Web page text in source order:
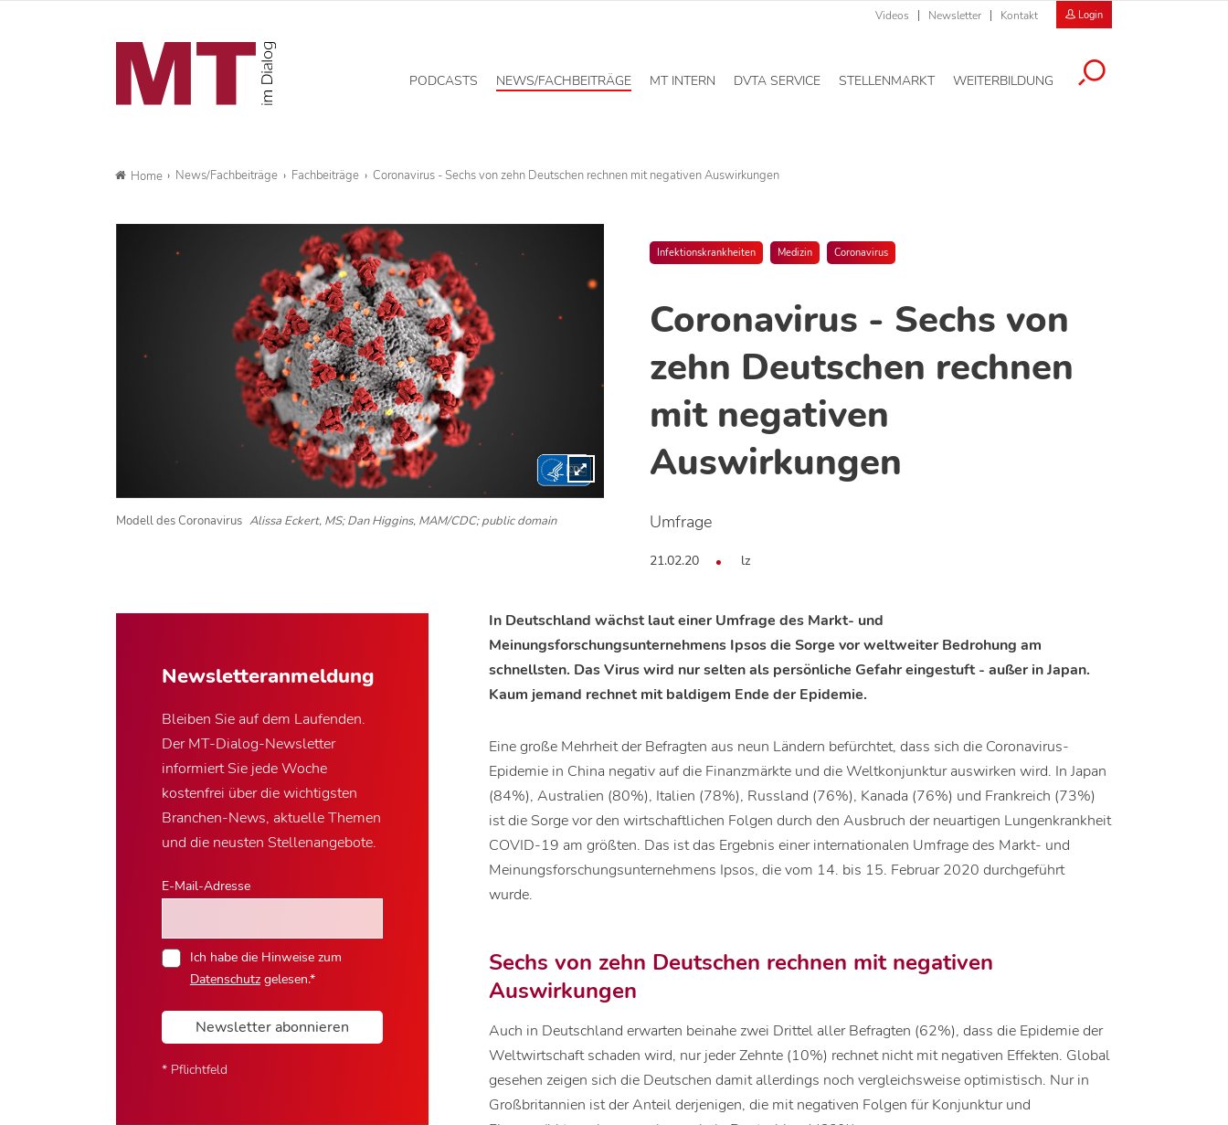
Videos Newsletter Kontakt Login
PODCASTS NEWS/FACHBEITRÄGE MT INTERN DVTA SERVICE STELLENMARKT WEITERBILDUNG
Home News/Fachbeiträge Fachbeiträge Coronavirus - Sechs von zehn Deutschen rechnen mit negativen Auswirkungen
Infektionskrankheiten Medizin Coronavirus
Coronavirus - Sechs von
zehn Deutschen rechnen
mit negativen
Auswirkungen
Umfrage
21.02.20 lz
Modell des Coronavirus Alissa Eckert, MS; Dan Higgins, MAM/CDC; public domain
Newsletter­anmeldung
Bleiben Sie auf dem Laufenden.
Der MT-Dialog-Newsletter
informiert Sie jede Woche
kostenfrei über die wichtigsten
Branchen-News, aktuelle Themen
und die neusten Stellenangebote.
E-Mail-Adresse
Ich habe die Hinweise zum
Datenschutzgelesen.*
Newsletter abonnieren
* Pflichtfeld
In Deutschland wächst laut einer Umfrage des Markt- und
Meinungsforschungsunternehmens Ipsos die Sorge vor weltweiter Bedrohung am
schnellsten. Das Virus wird nur selten als persönliche Gefahr eingestuft - außer in Japan.
Kaum jemand rechnet mit baldigem Ende der Epidemie.
Eine große Mehrheit der Befragten aus neun Ländern befürchtet, dass sich die Coronavirus-
Epidemie in China negativ auf die Finanzmärkte und die Weltkonjunktur auswirken wird. In Japan
(84%), Australien (80%), Italien (78%), Russland (76%), Kanada (76%) und Frankreich (73%)
ist die Sorge vor den wirtschaftlichen Folgen durch den Ausbruch der neuartigen Lungenkrankheit
COVID-19 am größten. Das ist das Ergebnis einer internationalen Umfrage des Markt- und
Meinungsforschungsunternehmens Ipsos, die vom 14. bis 15. Februar 2020 durchgeführt
wurde.
Sechs von zehn Deutschen rechnen mit negativen
Auswirkungen
Auch in Deutschland erwarten beinahe zwei Drittel aller Befragten (62%), dass die Epidemie der
Weltwirtschaft schaden wird, nur jeder Zehnte (10%) rechnet nicht mit negativen Effekten. Global
gesehen zeigen sich die Deutschen damit allerdings noch vergleichsweise optimistisch. Nur in
Großbritannien ist der Anteil derjenigen, die mit negativen Folgen für Konjunktur und